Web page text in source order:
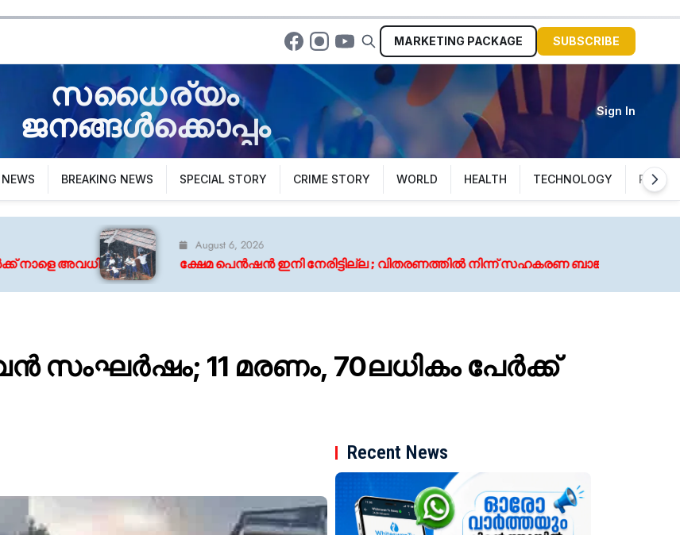
MARKETING PACKAGE SUBSCRIBE
സധൈര്യം
ജനങ്ങൾക്കൊപ്പം
Sign In
BREAKING NEWS SPECIAL STORY CRIME STORY WORLD HEALTH TECHNOLOGY
August 6, 2026
ക്ഷേമ പെൻഷൻ ഇനി നേരിട്ടില്ല ; വിതരണത്തിൽ നിന്ന് സഹകരണ ബാങ്കുകളെ ഒഴിവാക്കി
സംഘർഷം; 11 മരണം, 70ലധികം പേർക്ക്
Recent News